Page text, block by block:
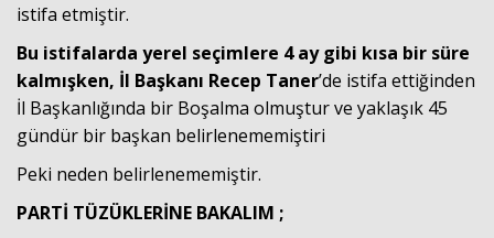
istifa etmiştir.
Bu istifalarda yerel seçimlere 4 ay gibi kısa bir süre
kalmışken, İl Başkanı Recep Taner’de istifa ettiğinden
İl Başkanlığında bir Boşalma olmuştur ve yaklaşık 45
gündür bir başkan belirlenememiştiri
Peki neden belirlenememiştir.
PARTİ TÜZÜKLERİNE BAKALIM ;